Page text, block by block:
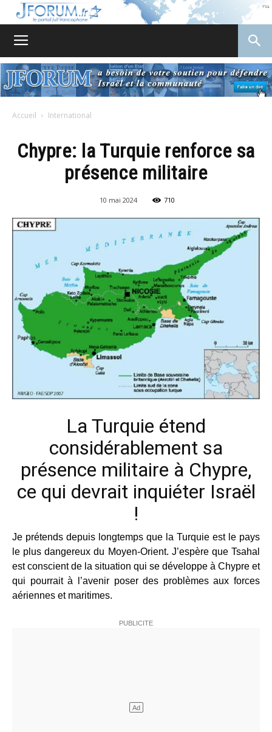
Accueil International
Chypre: la Turquie renforce sa
présence militaire
10 mai 2024 710
La Turquie étend
considérablement sa
présence militaire à Chypre,
ce qui devrait inquiéter Israël
!
Je prétends depuis longtemps que la Turquie est le pays
le plus dangereux du Moyen-Orient. J’espère que Tsahal
est conscient de la situation qui se développe à Chypre et
qui pourrait à l’avenir poser des problèmes aux forces
aériennes et maritimes.